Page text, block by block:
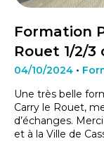
Formation
Rouet 1/2/
04/10/2024 •
Une très belle
Carry le Rouet,
d’échanges.
et à la Ville de